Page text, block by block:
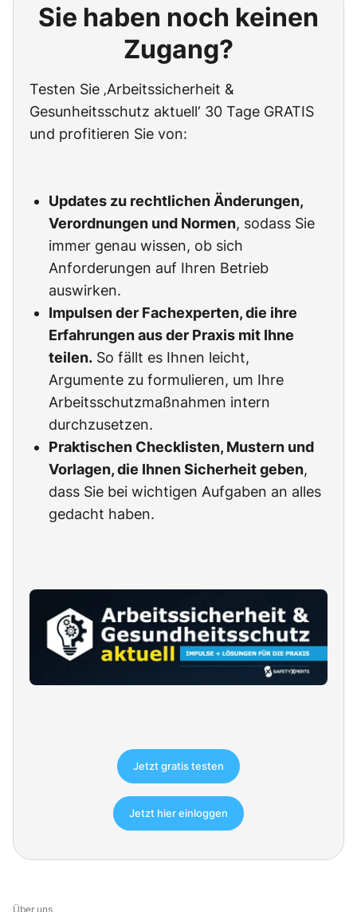
Sie haben noch keinen
Zugang?
Testen Sie ‚Arbeitssicherheit &
Gesunheitsschutz aktuell‘ 30 Tage GRATIS
und profitieren Sie von:
Updates zu rechtlichen Änderungen,
Verordnungen und Normen, sodass Sie
immer genau wissen, ob sich
Anforderungen auf Ihren Betrieb
auswirken.
Impulsen der Fachexperten, die ihre
Erfahrungen aus der Praxis mit Ihne
teilen. So fällt es Ihnen leicht,
Argumente zu formulieren, um Ihre
Arbeitsschutzmaßnahmen intern
durchzusetzen.
Praktischen Checklisten, Mustern und
Vorlagen, die Ihnen Sicherheit geben,
dass Sie bei wichtigen Aufgaben an alles
gedacht haben.
Jetzt gratis testen
Jetzt hier einloggen
Über uns